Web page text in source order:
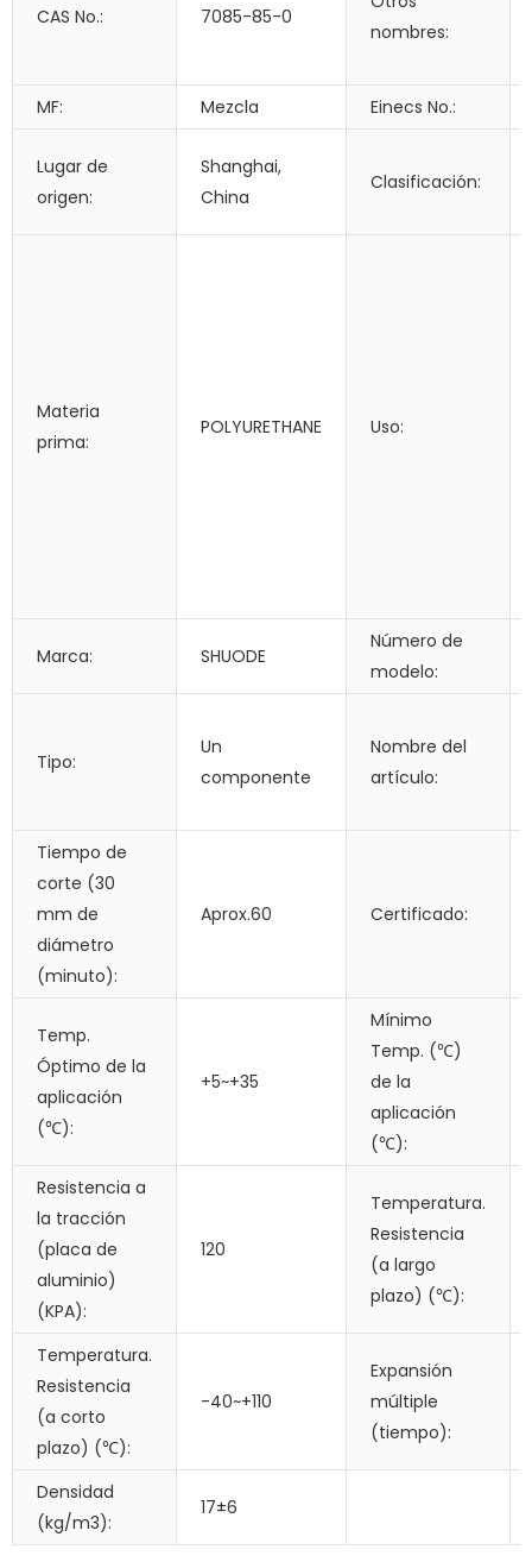
CAS No.: 7085-85-0
nombres:
MF: Mezcla Einecs No.:
Lugar de
origen:
Shanghai,
China
Clasificación:
Materia
prima:
POLYURETHANE Uso:
Marca: SHUODE
Número de
modelo:
Tipo:
Un
componente
Nombre del
artículo:
Tiempo de
corte (30
mm de
diámetro
(minuto):
Aprox.60 Certificado:
Temp.
Óptimo de la
aplicación
(℃):
+5~+35
Mínimo
Temp. (℃)
de la
aplicación
(℃):
Resistencia a
la tracción
(placa de
aluminio)
(KPA):
120
Temperatura.
Resistencia
(a largo
plazo) (℃):
Temperatura.
Resistencia
(a corto
plazo) (℃):
-40~+110
Expansión
múltiple
(tiempo):
Densidad
(kg/m3):
17±6